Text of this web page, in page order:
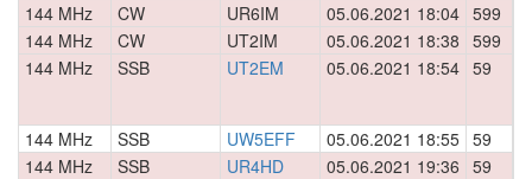
144 MHz
CW UR6IM 05.06.2021 18:04 599
144 MHz
CW UT2IM 05.06.2021 18:38 599
144 MHz
SSB UT2EM 05.06.2021 18:54 59
144 MHz SSB UW5EFF 05.06.2021 18:55 59
144 MHz
SSB UR4HD 05.06.2021 19:36 59